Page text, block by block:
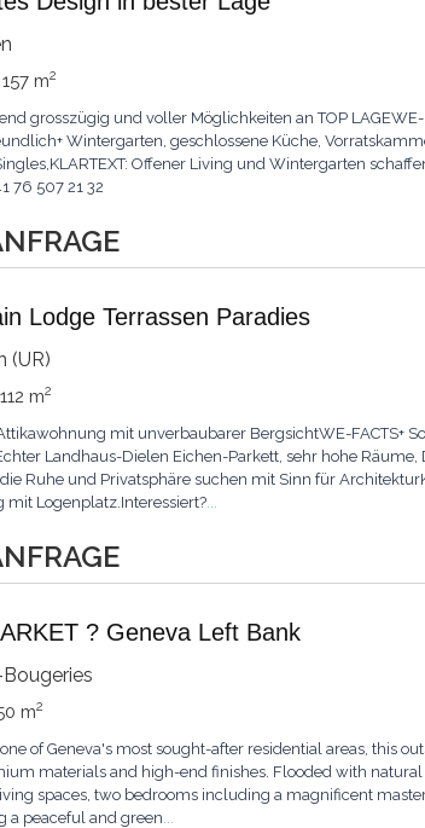
157 m2
grosszügig und voller Möglichkeiten an TOP
Wintergarten, geschlossene Küche,
Offener Living und Wintergarten
76 507 21 32
Lodge Terrassen Paradies
(UR)
112 m2
mit unverbaubarer BergsichtWE-FACTS+
Landhaus-Dielen Eichen-Parkett, sehr hohe Räume,
Ruhe und Privatsphäre suchen mit Sinn für
mit Logenplatz.Interessiert?...
? Geneva Left Bank
m2
of Geneva's most sought-after residential areas, this
materials and high-end finishes. Flooded with
spaces, two bedrooms including a magnificent
a peaceful and green...